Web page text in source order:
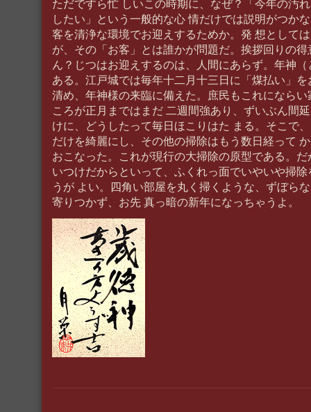
ただですら忙 しいこの時期に、なぜ？「今年の汚
したい」という一般的な心 情だけでは説明がつか
客を清浄な環境でお迎えするためか。発 想として
が、その「お客」とは誰かが問題だ。挨拶回りの
ん？じつはお迎えするのは、人間にあらず。年神
ある。江戸城では毎年十二月十三日に「煤払い」
清め、年神様の来臨に備えた。庶民もこれになら
ころが正月まではまだ 二週間強あり、ずいぶん間
けに、どうしたって毎日ほこりはた まる。そこで
だけを綺麗にし、その他の掃除はもう数日経って
おこなった。これが現行の大掃除の原型である。
いつけだからといって、ふくれっ面でいやいや掃
うが よい。四角い部屋を丸く掃くような、ずぼら
寄りつかず、お先 真っ暗の新年になっちゃうよ。